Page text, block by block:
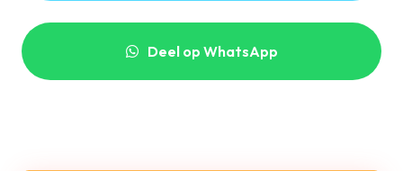
Deel op WhatsApp